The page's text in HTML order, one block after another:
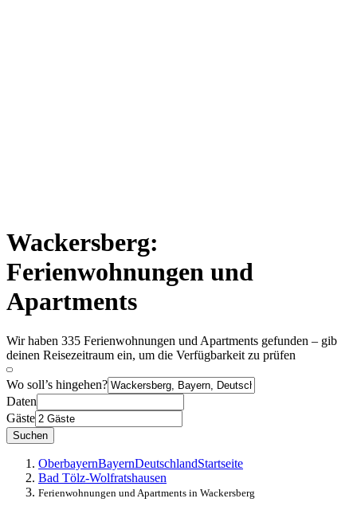
Wackersberg:
Ferienwohnungen und
Apartments
Wir haben 335 Ferienwohnungen und Apartments gefunden – gib
deinen Reisezeitraum ein, um die Verfügbarkeit zu prüfen
Wo soll’s hingehen?
Daten
Gäste
Suchen
OberbayernBayernDeutschlandStartseite
Bad Tölz-Wolfratshausen
Ferienwohnungen und Apartments in Wackersberg